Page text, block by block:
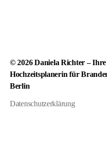
© 2026Daniela Richter – Ihre
Hochzeitsplanerin für
Berlin
Datenschutzerklärung